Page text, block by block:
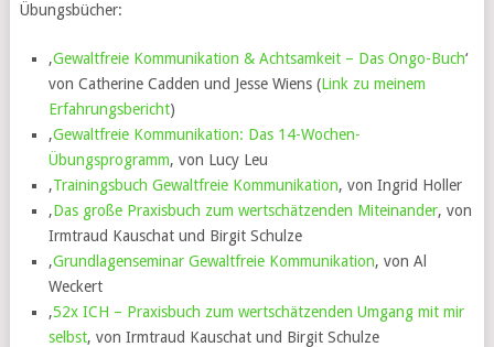
Übungsbücher:
‚Gewaltfreie Kommunikation & Achtsamkeit – Das Ongo-Buch‘
von Catherine Cadden und Jesse Wiens (Link zu meinem
Erfahrungsbericht)
‚Gewaltfreie Kommunikation: Das 14-Wochen-
Übungsprogramm‚ von Lucy Leu
‚Trainingsbuch Gewaltfreie Kommunikation‚ von Ingrid Holler
‚Das große Praxisbuch zum wertschätzenden Miteinander‚ von
Irmtraud Kauschat und Birgit Schulze
‚Grundlagenseminar Gewaltfreie Kommunikation‚ von Al
Weckert
‚52x ICH – Praxisbuch zum wertschätzenden Umgang mit mir
selbst‚ von Irmtraud Kauschat und Birgit Schulze